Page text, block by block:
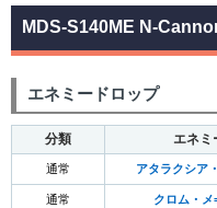
MDS-S140ME N-
エネミードロップ
分類 エネミ
通常 アタラクシア
通常 クロム・メ